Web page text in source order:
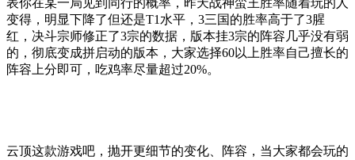
变得，明显下降了但还是T1水平，3三国的胜率高于了3腥
红，决斗宗师修正了3宗的数据，版本挂3宗的阵容几乎没有弱
的，彻底变成拼启动的版本，大家选择60以上胜率自己擅长的
阵容上分即可，吃鸡率尽量超过20%。
云顶这款游戏吧，抛开更细节的变化、阵容，当大家都会玩的